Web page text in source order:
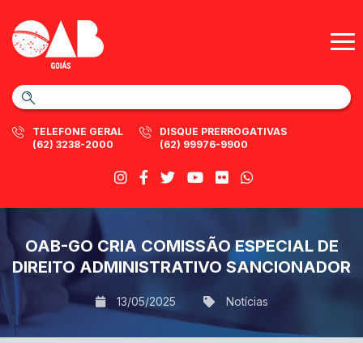
TELEFONE GERAL
(62) 3238-2000
DISQUE PRERROGATIVAS
(62) 99976-9900
OAB-GO CRIA COMISSÃO ESPECIAL DE
DIREITO ADMINISTRATIVO SANCIONADOR
13/05/2025 Notícias